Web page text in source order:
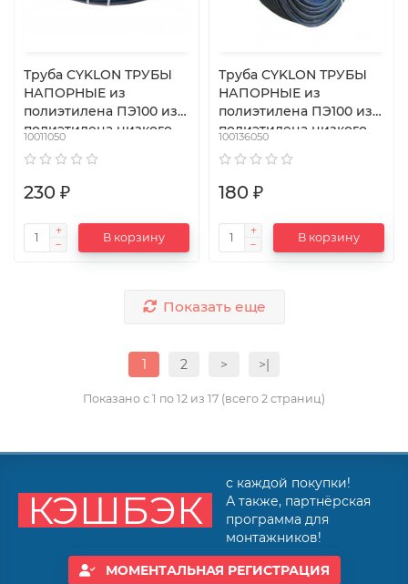
Труба CYKLON ТРУБЫ
НАПОРНЫЕ из
полиэтилена ПЭ100 из
полиэтилена низкого
10011050
230 ₽
В корзину
Труба CYKLON ТРУБЫ
НАПОРНЫЕ из
полиэтилена ПЭ100 из
полиэтилена низкого
100136050
180 ₽
В корзину
Показать еще
1 2 > >|
Показано с 1 по 12 из 17 (всего 2 страниц)
КЭШБЭК
с каждой покупки!
А также, партнёрская
программа для
монтажников!
МОМЕНТАЛЬНАЯ РЕГИСТРАЦИЯ